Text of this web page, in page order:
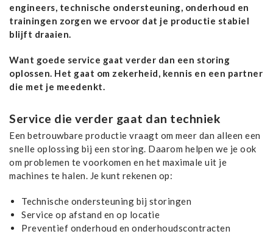
engineers, technische ondersteuning, onderhoud en
trainingen zorgen we ervoor dat je productie stabiel
blijft draaien.
Want goede service gaat verder dan een storing
oplossen. Het gaat om zekerheid, kennis en een partner
die met je meedenkt.
Service die verder gaat dan techniek
Een betrouwbare productie vraagt om meer dan alleen een
snelle oplossing bij een storing. Daarom helpen we je ook
om problemen te voorkomen en het maximale uit je
machines te halen. Je kunt rekenen op:
Technische ondersteuning bij storingen
Service op afstand en op locatie
Preventief onderhoud en onderhoudscontracten